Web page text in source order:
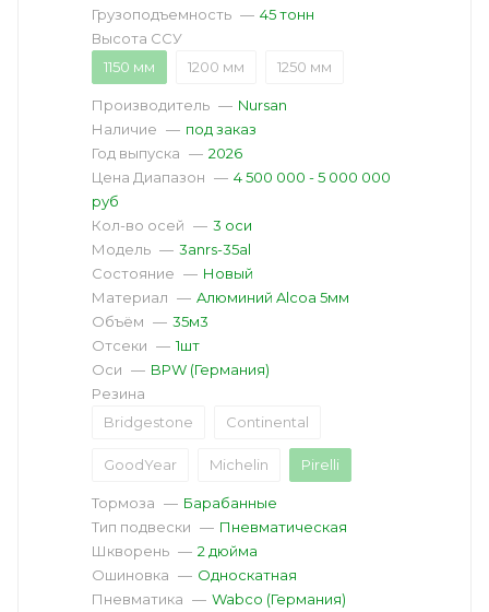
Грузоподъемность — 45 тонн
Высота ССУ
1150 мм
1200 мм 1250 мм
Производитель — Nursan
Наличие — под заказ
Год выпуска — 2026
Цена Диапазон — 4 500 000 - 5 000 000
руб
Кол-во осей — 3 оси
Модель — 3anrs-35al
Состояние — Новый
Материал — Aлюминий Alcoa 5мм
Объём — 35м3
Отсеки — 1шт
Оси — BPW (Германия)
Резина
Bridgestone
Continental
GoodYear Michelin Pirelli
Тормоза — Барабанные
Тип подвески — Пневматическая
Шкворень — 2 дюйма
Ошиновка — Односкатная
Пневматика — Wabco (Германия)